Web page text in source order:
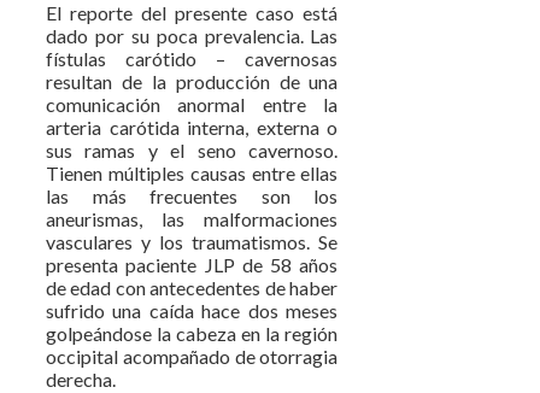
El reporte del presente caso está
dado por su poca prevalencia. Las
fístulas carótido – cavernosas
resultan de la producción de una
comunicación anormal entre la
arteria carótida interna, externa o
sus ramas y el seno cavernoso.
Tienen múltiples causas entre ellas
las más frecuentes son los
aneurismas, las malformaciones
vasculares y los traumatismos. Se
presenta paciente JLP de 58 años
de edad con antecedentes de haber
sufrido una caída hace dos meses
golpeándose la cabeza en la región
occipital acompañado de otorragia
derecha.